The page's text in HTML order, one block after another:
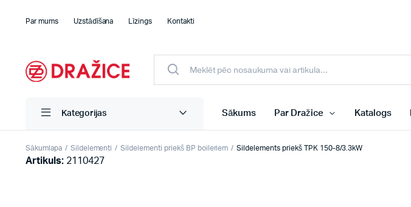
Par mums Uzstādīšana Līzings Kontakti
Kategorijas Sākums Par Dražice Katalogs
Sākumlapa Sildelementi Sildelementi priekš BP boileriem Sildelements priekš TPK 150-8/3.3kW
Artikuls:2110427